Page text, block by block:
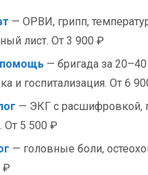
— ОРВИ, грипп,
лист. От 3 900 ₽
— бригада за
и госпитализация. От 6
— ЭКГ с расшифровкой,
От 5 500 ₽
— головные боли,
₽